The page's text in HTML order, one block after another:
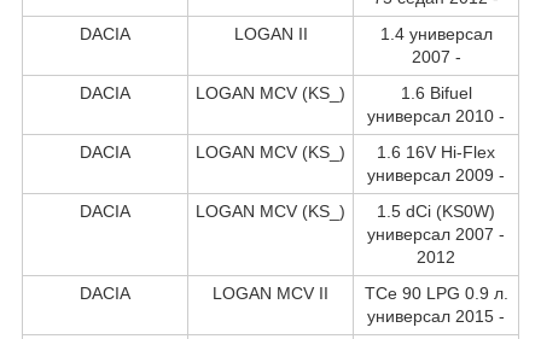
DACIA
LOGAN II
1.4 универсал
2007 -
DACIA
LOGAN MCV (KS_)
1.6 Bifuel
универсал 2010 -
DACIA
LOGAN MCV (KS_)
1.6 16V Hi-Flex
универсал 2009 -
DACIA
LOGAN MCV (KS_)
1.5 dCi (KS0W)
универсал 2007 -
2012
DACIA
LOGAN MCV II
TCe 90 LPG 0.9 л.
универсал 2015 -